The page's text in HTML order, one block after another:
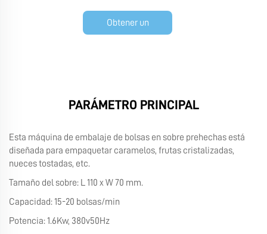
Obtener un
PARÁMETRO PRINCIPAL
Esta máquina de embalaje de bolsas en sobre prehechas está
diseñada para empaquetar caramelos, frutas cristalizadas,
nueces tostadas, etc.
Tamaño del sobre: L 110 x W 70 mm.
Capacidad: 15-20 bolsas/min
Potencia: 1.6Kw, 380v50Hz